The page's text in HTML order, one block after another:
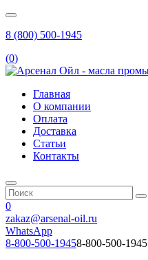
8 (800) 500-1945
(0)
Главная
О компании
Оплата
Доставка
Статьи
Контакты
0
zakaz@arsenal-oil.ru
WhatsApp
8-800-500-19458-800-500-1945